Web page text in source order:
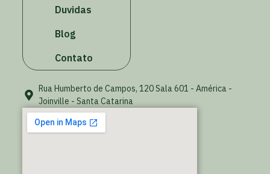
Duvidas
Blog
Contato
Rua Humberto de Campos, 120 Sala 601 - América -
Joinville - Santa Catarina